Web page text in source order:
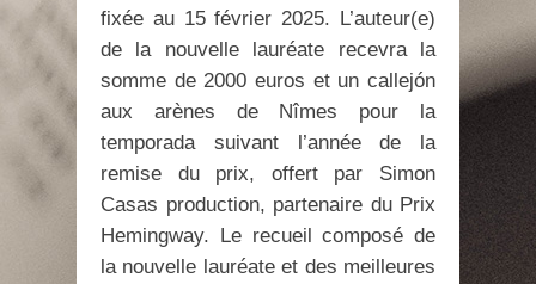
fixée au 15 février 2025. L’auteur(e)
de la nouvelle lauréate recevra la
somme de 2000 euros et un callejón
aux arènes de Nîmes pour la
temporada suivant l’année de la
remise du prix, offert par Simon
Casas production, partenaire du Prix
Hemingway. Le recueil composé de
la nouvelle lauréate et des meilleures